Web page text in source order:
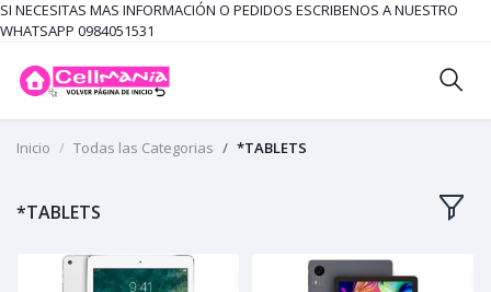
SI NECESITAS MAS INFORMACIÓN O PEDIDOS ESCRIBENOS A NUESTRO
WHATSAPP 0984051531
Inicio Todas las Categorias *TABLETS
*TABLETS